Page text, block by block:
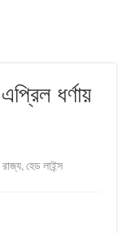
ধর্ণায়
রাজ্য,হেড লাইন্স